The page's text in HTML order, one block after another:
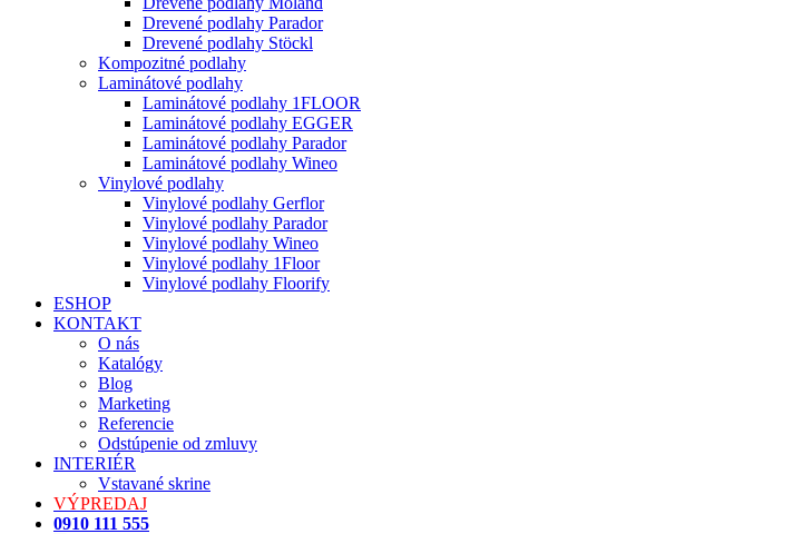
Drevené podlahy Parador
Drevené podlahy Stöckl
Kompozitné podlahy
Laminátové podlahy
Laminátové podlahy 1FLOOR
Laminátové podlahy EGGER
Laminátové podlahy Parador
Laminátové podlahy Wineo
Vinylové podlahy
Vinylové podlahy Gerflor
Vinylové podlahy Parador
Vinylové podlahy Wineo
Vinylové podlahy 1Floor
Vinylové podlahy Floorify
ESHOP
KONTAKT
O nás
Katalógy
Blog
Marketing
Referencie
Odstúpenie od zmluvy
INTERIÉR
Vstavané skrine
VÝPREDAJ
0910 111 555